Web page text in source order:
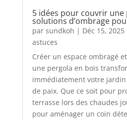
5 idées pour couvrir une
solutions d’ombrage
par sundkoh | Déc 15, 2025
astuces
Créer un espace ombragé
une pergola en bois
immédiatement votre
de paix. Que ce soit pour
terrasse lors des chaudes
pour aménager un coin